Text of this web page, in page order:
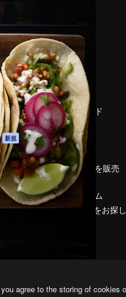
ト
ポリ
新規
シー
ター
イト
運営
料金
会社概要
Reviews
採用情報
検索トレンド
ブログ
イベント
Slidesgo
コンテンツを販売
する
プレスルーム
magnific.aiをお探し
agree to the storing of cookies